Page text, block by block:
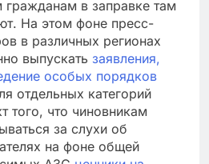
в заправке там
На этом фоне пресс-
в различных регионах
выпускать заявления,
особых порядков
отдельных категорий
того, что чиновникам
за слухи об
на фоне общей